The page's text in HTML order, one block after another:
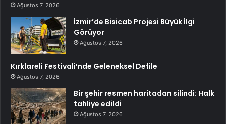
Ağustos 7, 2026
İzmir’de Bisicab Projesi Büyük İlgi
Görüyor
Ağustos 7, 2026
Kırklareli Festivali’nde Geleneksel Defile
Ağustos 7, 2026
Bir şehir resmen haritadan silindi: Halk
tahliye edildi
Ağustos 7, 2026